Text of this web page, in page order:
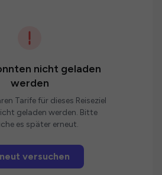
nicht geladen
werden
Tarife für dieses Reiseziel
geladen werden. Bitte
es später erneut.
versuchen